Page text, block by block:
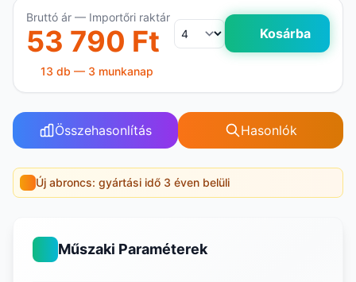
Bruttó ár — Importőri raktár
53 790 Ft Kosárba
13 db — 3 munkanap
Összehasonlítás Hasonlók
Új abroncs: gyártási idő 3 éven belüli
Műszaki Paraméterek